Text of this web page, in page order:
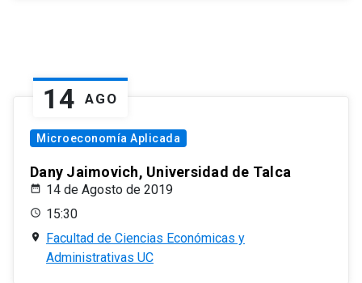
14 AGO
Microeconomía Aplicada
Dany Jaimovich, Universidad de Talca
14 de Agosto de 2019
15:30
Facultad de Ciencias Económicas y
Administrativas UC